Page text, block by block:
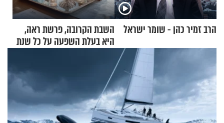
הרב זמיר כהן - שומר ישראל
השבת הקרובה, פרשת ראה,
היא בעלת השפעה על כל שנת